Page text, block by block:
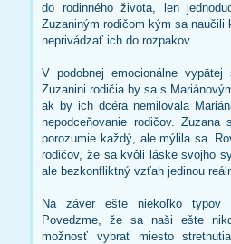
do rodinného života, len
Zuzaniným rodičom kým sa
neprivádzať ich do rozpakov.
V podobnej emocionálne
Zuzanini rodičia by sa s
ak by ich dcéra nemilovala
nepodceňovanie rodičov.
porozumie každý, ale mýlila sa.
rodičov, že sa kvôli láske svojho
ale bezkonfliktný vzťah jedinou
Na záver ešte niekoľko typov
Povedzme, že sa naši ešte
možnosť vybrať miesto